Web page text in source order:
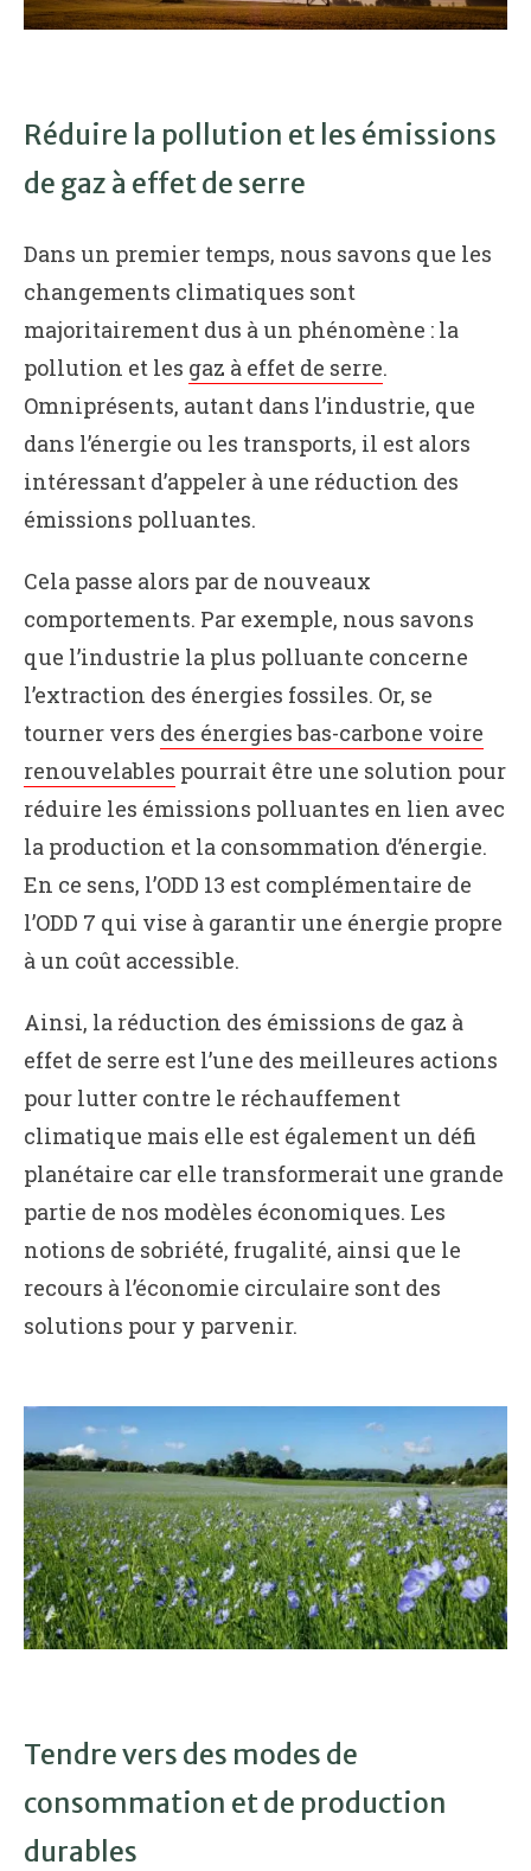
Réduire la pollution et les émissions
de gaz à effet de serre
Dans un premier temps, nous savons que les
changements climatiques sont
majoritairement dus à un phénomène : la
pollution et les gaz à effet de serre.
Omniprésents, autant dans l’industrie, que
dans l’énergie ou les transports, il est alors
intéressant d’appeler à une réduction des
émissions polluantes.
Cela passe alors par de nouveaux
comportements. Par exemple, nous savons
que l’industrie la plus polluante concerne
l’extraction des énergies fossiles. Or, se
tourner vers des énergies bas-carbone voire
renouvelables pourrait être une solution pour
réduire les émissions polluantes en lien avec
la production et la consommation d’énergie.
En ce sens, l’ODD 13 est complémentaire de
l’ODD 7 qui vise à garantir une énergie propre
à un coût accessible.
Ainsi, la réduction des émissions de gaz à
effet de serre est l’une des meilleures actions
pour lutter contre le réchauffement
climatique mais elle est également un défi
planétaire car elle transformerait une grande
partie de nos modèles économiques. Les
notions de sobriété, frugalité, ainsi que le
recours à l’économie circulaire sont des
solutions pour y parvenir.
Tendre vers des modes de
consommation et de production
durables